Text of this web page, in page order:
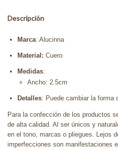
Descripción
Marca: Alucinna
Material: Cuero
Medidas:
Ancho: 2.5cm
Detalles: Puede cambiar la forma
Para la confección de los productos
de alta calidad. Al ser únicos y
en el tono, marcas o pliegues. Lejos
imperfecciones son manifestaciones